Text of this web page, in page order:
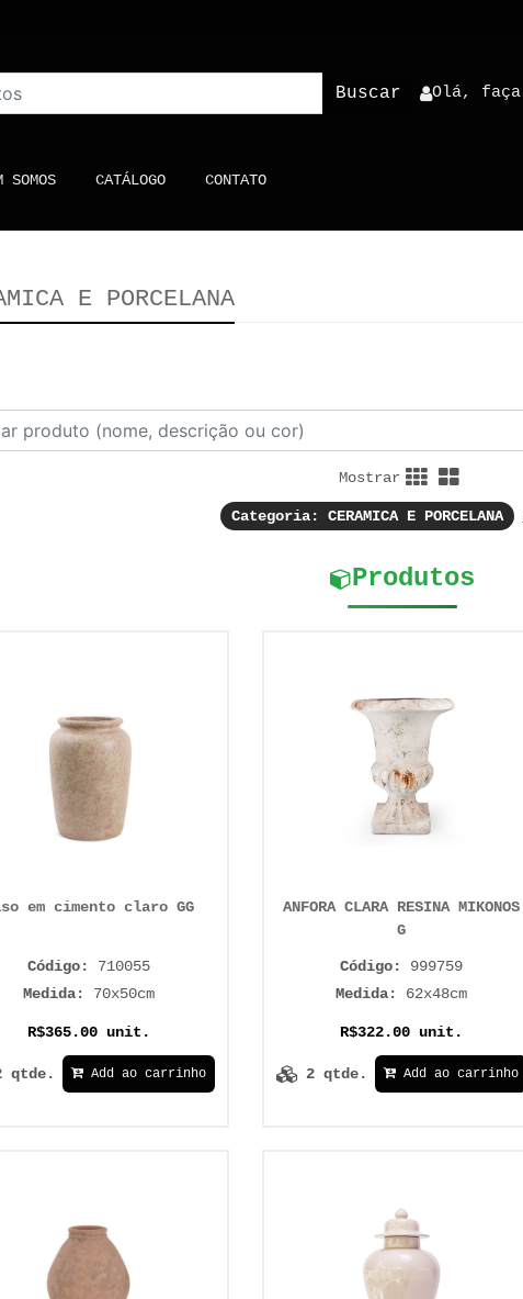
Buscar Olá, faça
SOMOS CATÁLOGO CONTATO
E PORCELANA
Mostrar
Categoria: CERAMICA E PORCELANA
Produtos
em cimento claro GG
Código: 710055
Medida: 70x50cm
R$365.00 unit.
qtde. Add ao carrinho
ANFORA CLARA RESINA MIKONOS
G
Código: 999759
Medida: 62x48cm
R$322.00 unit.
2 qtde. Add ao carrinho